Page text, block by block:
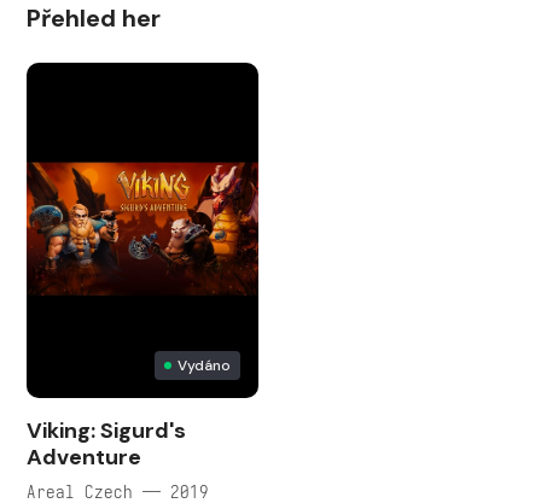
Přehled her
Vydáno
Viking: Sigurd's
Adventure
Areal Czech — 2019